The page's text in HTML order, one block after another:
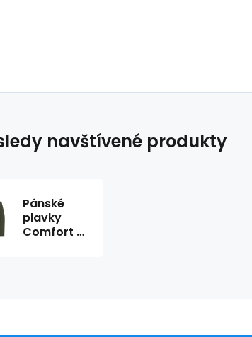
navštívené produkty
Pánské
plavky
Comfort 2